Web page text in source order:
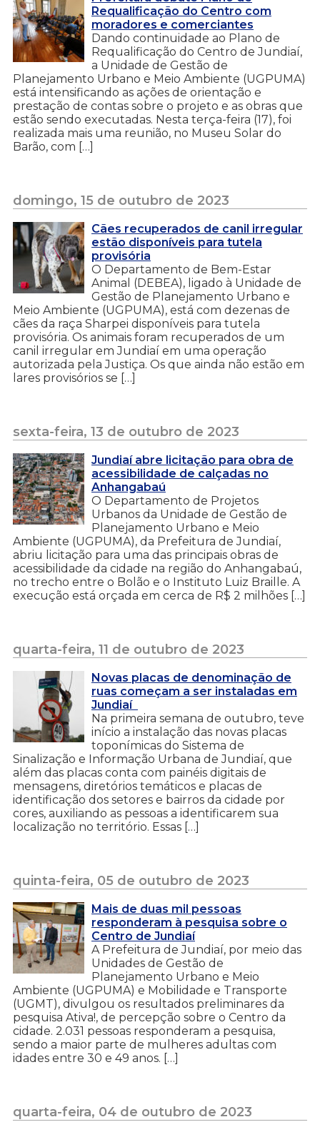
Requalificação do Centro com
moradores e comerciantes
Dando continuidade ao Plano de
Requalificação do Centro de Jundiaí,
a Unidade de Gestão de
Planejamento Urbano e Meio Ambiente (UGPUMA)
está intensificando as ações de orientação e
prestação de contas sobre o projeto e as obras que
estão sendo executadas. Nesta terça-feira (17), foi
realizada mais uma reunião, no Museu Solar do
Barão, com […]
domingo, 15 de outubro de 2023
Cães recuperados de canil irregular
estão disponíveis para tutela
provisória
O Departamento de Bem-Estar
Animal (DEBEA), ligado à Unidade de
Gestão de Planejamento Urbano e
Meio Ambiente (UGPUMA), está com dezenas de
cães da raça Sharpei disponíveis para tutela
provisória. Os animais foram recuperados de um
canil irregular em Jundiaí em uma operação
autorizada pela Justiça. Os que ainda não estão em
lares provisórios se […]
sexta-feira, 13 de outubro de 2023
Jundiaí abre licitação para obra de
acessibilidade de calçadas no
Anhangabaú
O Departamento de Projetos
Urbanos da Unidade de Gestão de
Planejamento Urbano e Meio
Ambiente (UGPUMA), da Prefeitura de Jundiaí,
abriu licitação para uma das principais obras de
acessibilidade da cidade na região do Anhangabaú,
no trecho entre o Bolão e o Instituto Luiz Braille. A
execução está orçada em cerca de R$ 2 milhões […]
quarta-feira, 11 de outubro de 2023
Novas placas de denominação de
ruas começam a ser instaladas em
Jundiaí
Na primeira semana de outubro, teve
início a instalação das novas placas
toponímicas do Sistema de
Sinalização e Informação Urbana de Jundiaí, que
além das placas conta com painéis digitais de
mensagens, diretórios temáticos e placas de
identificação dos setores e bairros da cidade por
cores, auxiliando as pessoas a identificarem sua
localização no território. Essas […]
quinta-feira, 05 de outubro de 2023
Mais de duas mil pessoas
responderam à pesquisa sobre o
Centro de Jundiaí
A Prefeitura de Jundiaí, por meio das
Unidades de Gestão de
Planejamento Urbano e Meio
Ambiente (UGPUMA) e Mobilidade e Transporte
(UGMT), divulgou os resultados preliminares da
pesquisa Ativa!, de percepção sobre o Centro da
cidade. 2.031 pessoas responderam a pesquisa,
sendo a maior parte de mulheres adultas com
idades entre 30 e 49 anos. […]
quarta-feira, 04 de outubro de 2023